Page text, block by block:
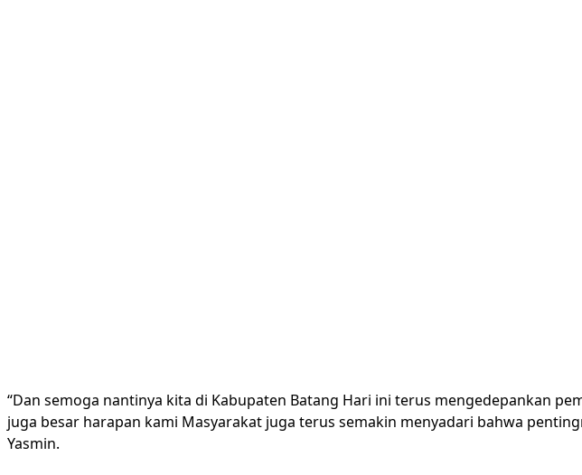
“Dan semoga nantinya kita di Kabupaten Batang Hari ini terus mengedepankan
juga besar harapan kami Masyarakat juga terus semakin menyadari bahwa
Yasmin.